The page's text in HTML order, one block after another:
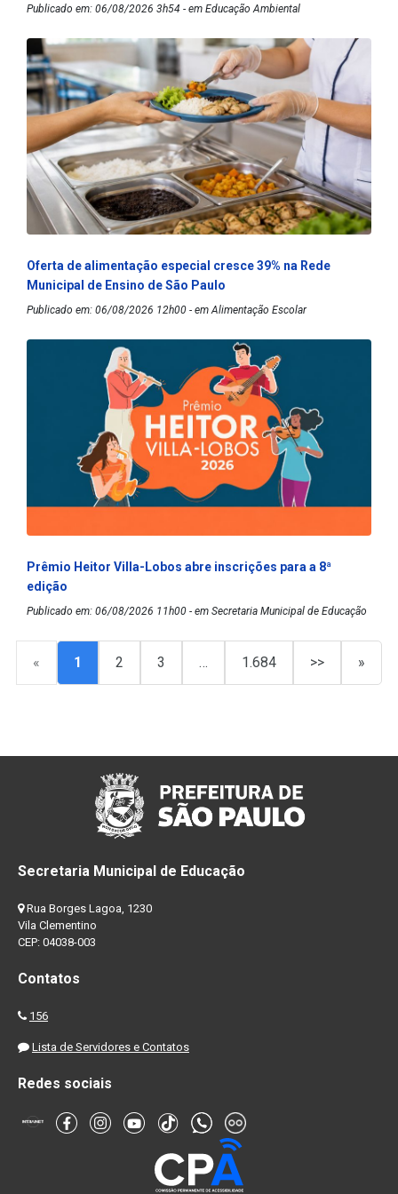
Publicado em: 06/08/2026 3h54 - em Educação Ambiental
Oferta de alimentação especial cresce 39% na Rede
Municipal de Ensino de São Paulo
Publicado em: 06/08/2026 12h00 - em Alimentação Escolar
Prêmio Heitor Villa-Lobos abre inscrições para a 8ª
edição
Publicado em: 06/08/2026 11h00 - em Secretaria Municipal de Educação
« 1 2 3 … 1.684 >> »
Secretaria Municipal de Educação
Rua Borges Lagoa, 1230
Vila Clementino
CEP: 04038-003
Contatos
156
Lista de Servidores e Contatos
Redes sociais